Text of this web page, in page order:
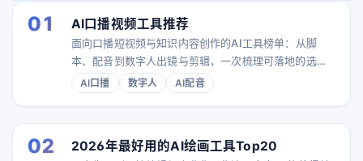
01 AI口播视频工具推荐
面向口播短视频与知识内容创作的AI工具榜单：从脚
本、配音到数字人出镜与剪辑，一次梳理可落地的选
择。
AI口播 数字人 AI配音
02 2026年最好用的AI绘画工具Top20